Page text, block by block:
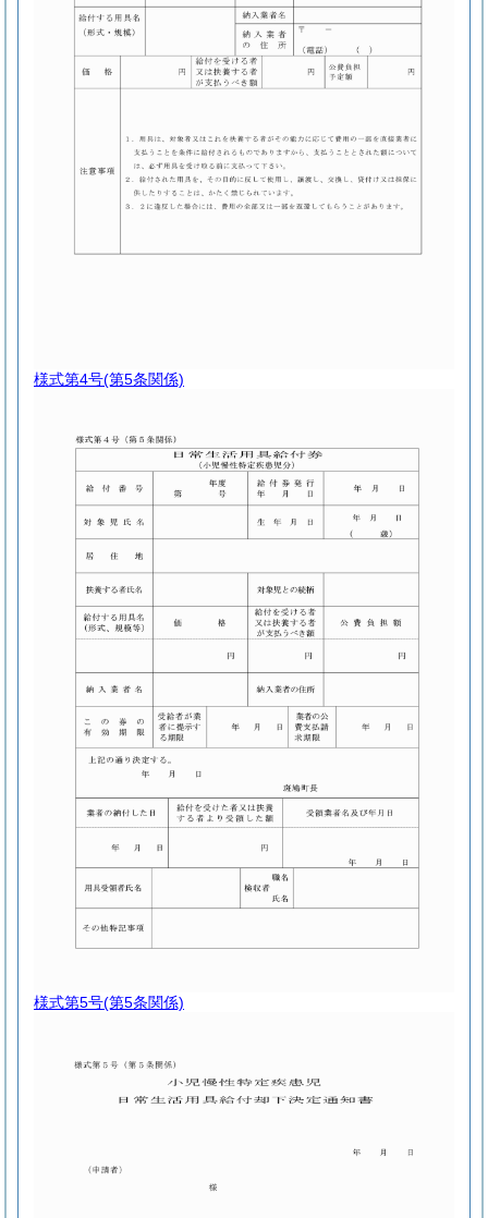
様式第4号(第5条関係)
様式第5号(第5条関係)